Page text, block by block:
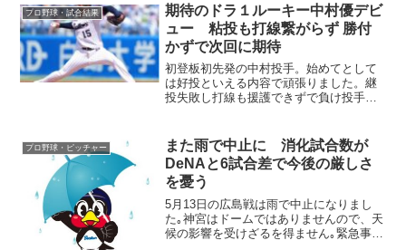
プロ野球・試合結果
期待のドラ１ルーキー中村優デビ
ュー 粘投も打線繋がらず 勝付
かずで次回に期待
初登板初先発の中村投手。始めてとして
は好投といえる内容で頑張りました。継
投失敗し打線も援護できずで負け投手
プロ野球・ピッチャー
また雨で中止に 消化試合数が
DeNAと6試合差で今後の厳しさ
を憂う
5月13日の広島戦は雨で中止になりまし
た｡神宮はドームではありませんので、天
候の影響を受けざるを得ません｡緊急事態